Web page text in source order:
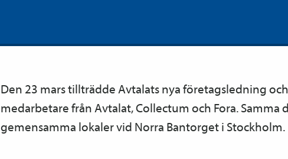
Den 23 mars tillträdde Avtalats nya företags­ledning
medarbetare från Avtalat, Collectum och Fora.
gemensamma lokaler vid Norra Bantorget i Stockholm.